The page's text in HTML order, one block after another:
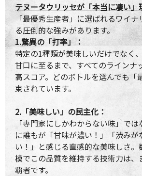
テヌータウリッセが「本当に凄い」
「最優秀生産者」に選ばれるワイ
る圧倒的な強みがあります。
1.驚異の「打率」：
特定の1種類が美味しいだけでなく
甘口に至るまで、すべてのラインナ
高スコア。どのボトルを選んでも「
束されています。
2.「美味しい」の民主化：
「専門家にしかわからない味」で
に誰もが「甘味が濃い！」「渋みが
い！」と感じる直感的な美味しさ
模でこの品質を維持する技術力は、
覇者です。